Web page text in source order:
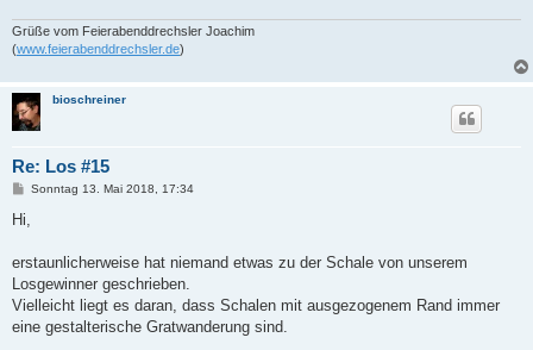
Grüße vom Feierabenddrechsler Joachim
(www.feierabenddrechsler.de)
bioschreiner
Re: Los #15
B
t
a
Sonntag 13. Mai 2018, 17:34
Hi,
erstaunlicherweise hat niemand etwas zu der Schale von unserem
Losgewinner geschrieben.
Vielleicht liegt es daran, dass Schalen mit ausgezogenem Rand immer
eine gestalterische Gratwanderung sind.